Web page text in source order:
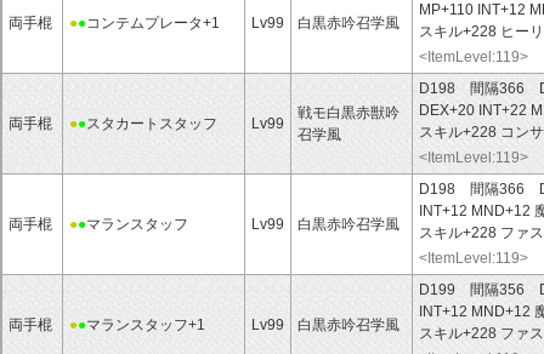
両手棍 ●●コンテムプレータ+1 Lv99 白黒赤吟召学風
MP+110 INT+12
スキル+228 ヒー
<ItemLevel:119>
両手棍 ●●スタカートスタッフ Lv99
戦モ白黒赤獣吟
召学風
D198 間隔366
DEX+20 INT+22
スキル+228 コン
<ItemLevel:119>
両手棍 ●●マランスタッフ Lv99 白黒赤吟召学風
D198 間隔366
INT+12 MND+12
スキル+228 ファ
<ItemLevel:119>
両手棍 ●●マランスタッフ+1 Lv99 白黒赤吟召学風
D199 間隔356
INT+12 MND+12
スキル+228 ファ